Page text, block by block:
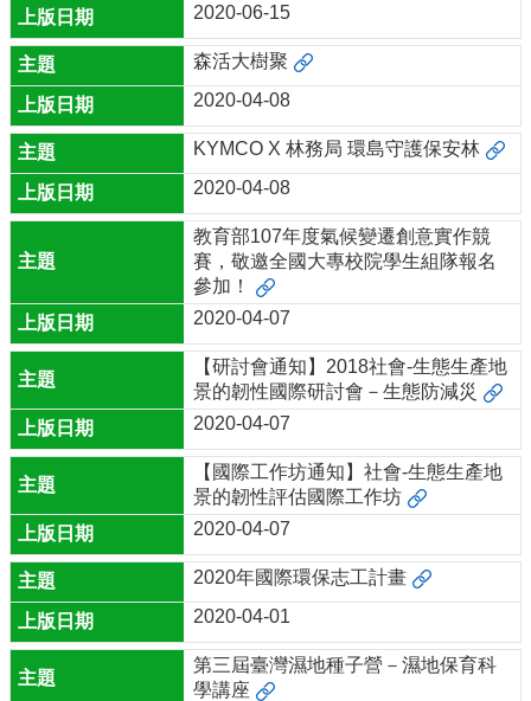
2020-06-15
森活大樹聚
2020-04-08
KYMCO X 林務局 環島守護保安林
2020-04-08
教育部107年度氣候變遷創意實作競
賽，敬邀全國大專校院學生組隊報名
參加！
2020-04-07
【研討會通知】2018社會-生態生產地
景的韌性國際研討會－生態防減災
2020-04-07
【國際工作坊通知】社會-生態生產地
景的韌性評估國際工作坊
2020-04-07
2020年國際環保志工計畫
2020-04-01
第三屆臺灣濕地種子營－濕地保育科
學講座